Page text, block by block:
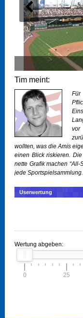
Tim meint:
vor
wollten, was die Amis
einen Blick riskieren.
nette Grafik machen
jede Sportspielsammlung.
Userwertung
Wertung abgeben:
0 25